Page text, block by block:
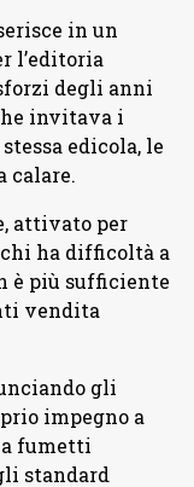
in un
l’editoria
degli anni
invitava i
edicola, le
calare.
attivato per
ha difficoltà a
è più sufficiente
vendita
gli
impegno a
fumetti
standard